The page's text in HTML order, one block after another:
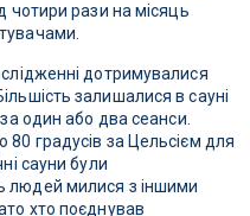
чотири рази на місяць
дотримувалися
залишалися в сауні
один або два сеанси.
градусів за Цельсієм для
сауни були
людей милися з іншими
хто поєднував